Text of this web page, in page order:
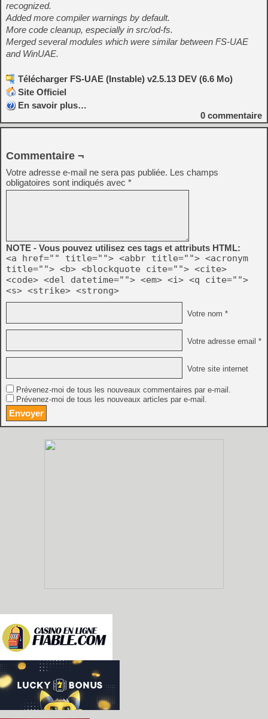
recognized.
Added more compiler warnings by default.
More code cleanup, especially in src/od-fs.
Merged several modules which were similar between FS-UAE
and WinUAE.
Télécharger FS-UAE (Instable) v2.5.13 DEV (6.6 Mo)
Site Officiel
En savoir plus…
0 commentaire
Commentaire ¬
Votre adresse e-mail ne sera pas publiée. Les champs
obligatoires sont indiqués avec *
NOTE - Vous pouvez utilisez ces tags et attributs HTML:
<a href="" title=""> <abbr title=""> <acronym
title=""> <b> <blockquote cite=""> <cite>
<code> <del datetime=""> <em> <i> <q cite="">
<s> <strike> <strong>
Votre nom *
Votre adresse email *
Votre site internet
Prévenez-moi de tous les nouveaux commentaires par e-mail.
Prévenez-moi de tous les nouveaux articles par e-mail.